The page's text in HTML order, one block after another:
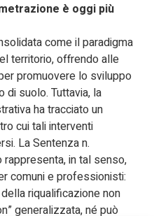
è oggi più
come il paradigma
territorio, offrendo alle
promuovere lo sviluppo
suolo. Tuttavia, la
ha tracciato un
cui tali interventi
La Sentenza n.
in tal senso,
comuni e professionisti:
riqualificazione non
generalizzata, né può